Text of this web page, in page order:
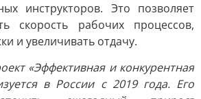
инструкторов. Это позволяет
скорость рабочих процессов,
и увеличивать отдачу.
«Эффективная и конкурентная
в России с 2019 года. Его